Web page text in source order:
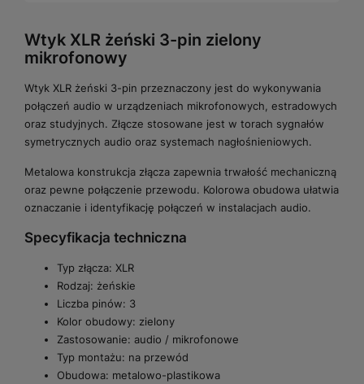
Wtyk XLR żeński 3-pin zielony
mikrofonowy
Wtyk XLR żeński 3-pin przeznaczony jest do wykonywania
połączeń audio w urządzeniach mikrofonowych, estradowych
oraz studyjnych. Złącze stosowane jest w torach sygnałów
symetrycznych audio oraz systemach nagłośnieniowych.
Metalowa konstrukcja złącza zapewnia trwałość mechaniczną
oraz pewne połączenie przewodu. Kolorowa obudowa ułatwia
oznaczanie i identyfikację połączeń w instalacjach audio.
Specyfikacja techniczna
Typ złącza: XLR
Rodzaj: żeńskie
Liczba pinów: 3
Kolor obudowy: zielony
Zastosowanie: audio / mikrofonowe
Typ montażu: na przewód
Obudowa: metalowo-plastikowa